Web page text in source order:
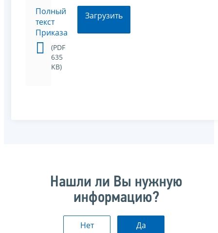
Полный
текст
Приказа
(PDF
635
KB)
Загрузить
Нашли ли Вы нужную
информацию?
Нет Да